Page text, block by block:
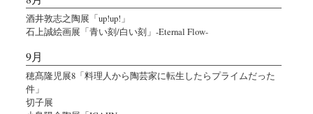
酒井敦志之陶展「up!up!」
石上誠絵画展「青い刻/白い刻」-Eternal Flow-
9月
穂髙隆児展8「料理人から陶芸家に転生したらプライムだった
件」
切子展